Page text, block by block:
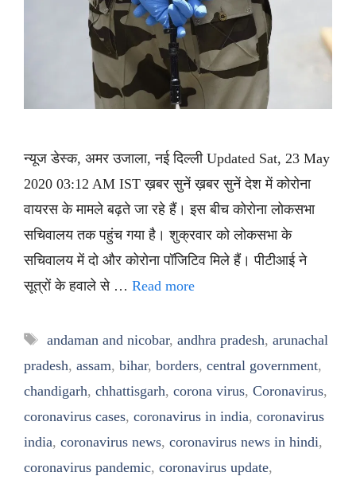
न्यूज डेस्क, अमर उजाला, नई दिल्ली Updated Sat, 23 May
2020 03:12 AM IST ख़बर सुनें ख़बर सुनें देश में कोरोना
वायरस के मामले बढ़ते जा रहे हैं। इस बीच कोरोना लोकसभा
सचिवालय तक पहुंच गया है। शुक्रवार को लोकसभा के
सचिवालय में दो और कोरोना पॉजिटिव मिले हैं। पीटीआई ने
सूत्रों के हवाले से … Read more
Tags
andaman and nicobar, andhra pradesh, arunachal
pradesh, assam, bihar, borders, central government,
chandigarh, chhattisgarh, corona virus, Coronavirus,
coronavirus cases, coronavirus in india, coronavirus
india, coronavirus news, coronavirus news in hindi,
coronavirus pandemic, coronavirus update,